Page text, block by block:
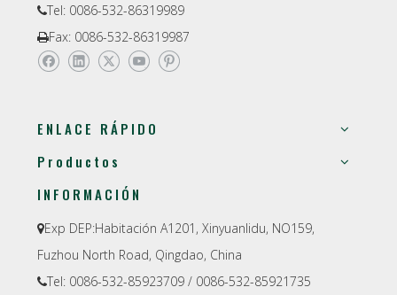
Tel: 0086-532-86319989
Fax: 0086-532-86319987
ENLACE RÁPIDO
Productos
INFORMACIÓN
Exp DEP:Habitación A1201, Xinyuanlidu, NO159,
Fuzhou North Road, Qingdao, China
Tel: 0086-532-85923709 / 0086-532-85921735